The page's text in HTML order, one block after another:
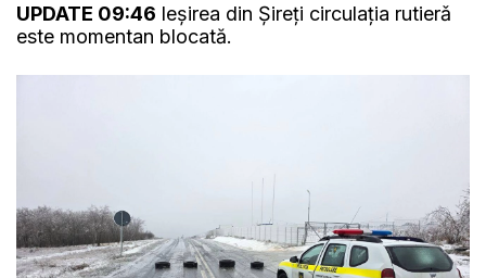
UPDATE 09:46 Ieșirea din Șireți circulația rutierǎ
este momentan blocată.